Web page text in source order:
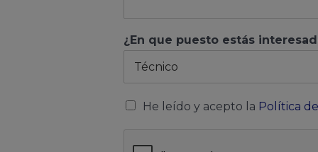
¿En que puesto estás
He leído y acepto la Política